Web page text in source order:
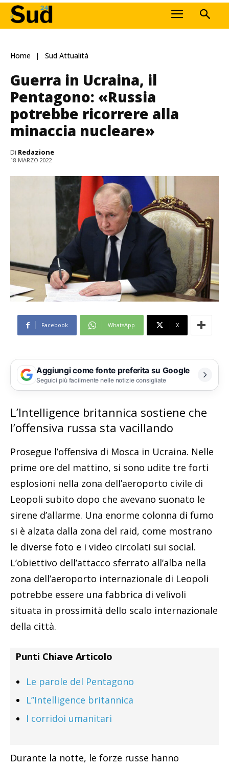
Home Sud Attualità
Guerra in Ucraina, il
Pentagono: «Russia
potrebbe ricorrere alla
minaccia nucleare»
Di Redazione
18 MARZO 2022
Facebook WhatsApp X
Aggiungi come fonte preferita su Google
Seguici più facilmente nelle notizie consigliate
L’Intelligence britannica sostiene che
l’offensiva russa sta vacillando
Prosegue l’offensiva di Mosca in Ucraina. Nelle
prime ore del mattino, si sono udite tre forti
esplosioni nella zona dell’aeroporto civile di
Leopoli subito dopo che avevano suonato le
sirene d’allarme. Una enorme colonna di fumo
si è alzata dalla zona del raid, come mostrano
le diverse foto e i video circolati sui social.
L’obiettivo dell’attacco sferrato all’alba nella
zona dell’aeroporto internazionale di Leopoli
potrebbe essere una fabbrica di velivoli
situata in prossimità dello scalo internazionale
della città.
Punti Chiave Articolo
Le parole del Pentagono
L’’Intelligence britannica
I corridoi umanitari
Durante la notte, le forze russe hanno